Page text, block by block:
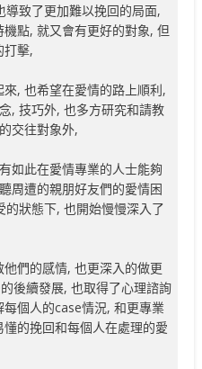
致了更加難以挽回的局面,
點, 就又會有更好的對象, 但
打擊,
, 也希望在愛情的路上順利,
, 技巧外, 也多方研究和請教
交往對象外,
如此在愛情專業的人士能夠
周遭的親朋好友們的愛情困
狀態下, 也開始慢慢深入了
們的感情, 也更深入的做更
後續發展, 也取得了心理諮詢
個人的case情況, 和更專業
的挽回和每個人在處理的愛